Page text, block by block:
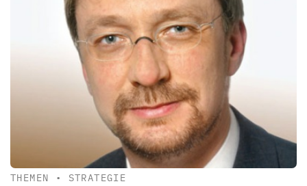
THEMEN • STRATEGIE